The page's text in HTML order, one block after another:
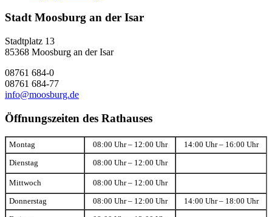
Stadt Moosburg an der Isar
Stadtplatz 13
85368 Moosburg an der Isar
08761 684-0
08761 684-77
info@moosburg.de
Öffnungszeiten des Rathauses
Montag 08:00 Uhr – 12:00 Uhr 14:00 Uhr – 16:00 Uhr
Dienstag 08:00 Uhr – 12:00 Uhr
Mittwoch 08:00 Uhr – 12:00 Uhr
Donnerstag 08:00 Uhr – 12:00 Uhr 14:00 Uhr – 18:00 Uhr